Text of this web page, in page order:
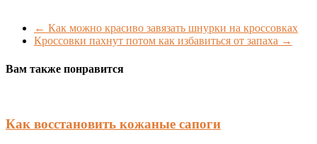
← Как можно красиво завязать шнурки на кроссовках
Кроссовки пахнут потом как избавиться от запаха →
Вам также понравится
Как восстановить кожаные сапоги